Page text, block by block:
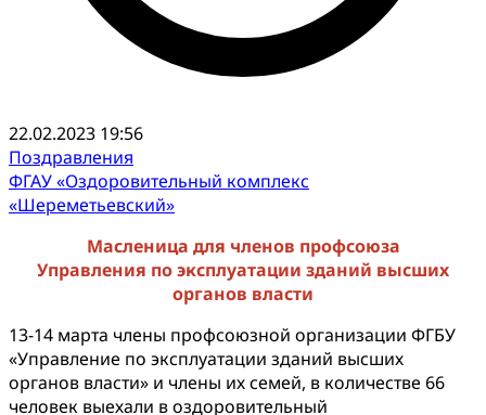
22.02.2023 19:56
Поздравления
ФГАУ «Оздоровительный комплекс
«Шереметьевский»
Масленица для членов профсоюза
Управления по эксплуатации зданий высших
органов власти
13-14 марта члены профсоюзной организации ФГБУ
«Управление по эксплуатации зданий высших
органов власти» и члены их семей, в количестве 66
человек выехали в оздоровительный